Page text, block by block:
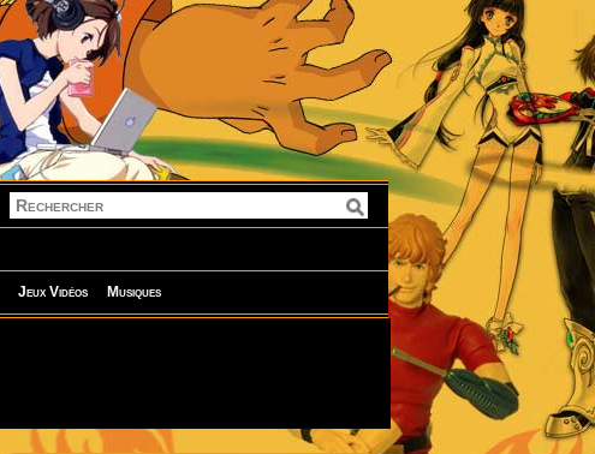
Jeux Vidéos Musiques